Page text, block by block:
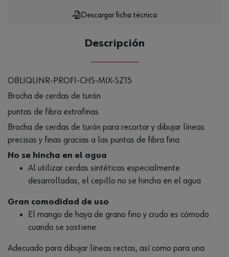
Descargar ficha técnica
Descripción
OBLIQLINR-PROFI-CHS-MIX-SZ15
Brocha de cerdas de turón
puntas de fibra extrafinas
Brocha de cerdas de turón para recortar y dibujar líneas
precisas y finas gracias a las puntas de fibra fina
No se hincha en el agua
Al utilizar cerdas sintéticas especialmente
desarrolladas, el cepillo no se hincha en el agua
Gran comodidad de uso
El mango de haya de grano fino y crudo es cómodo
cuando se sostiene
Adecuado para dibujar líneas rectas, así como para una